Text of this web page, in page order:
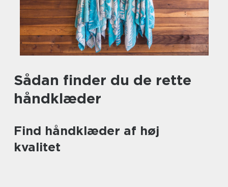
Sådan finder du de rette
håndklæder
Find håndklæder af høj
kvalitet